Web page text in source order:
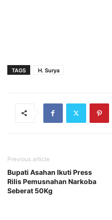
TAGS H. Surya
Previous article
Bupati Asahan Ikuti Press
Rilis Pemusnahan Narkoba
Seberat 50Kg